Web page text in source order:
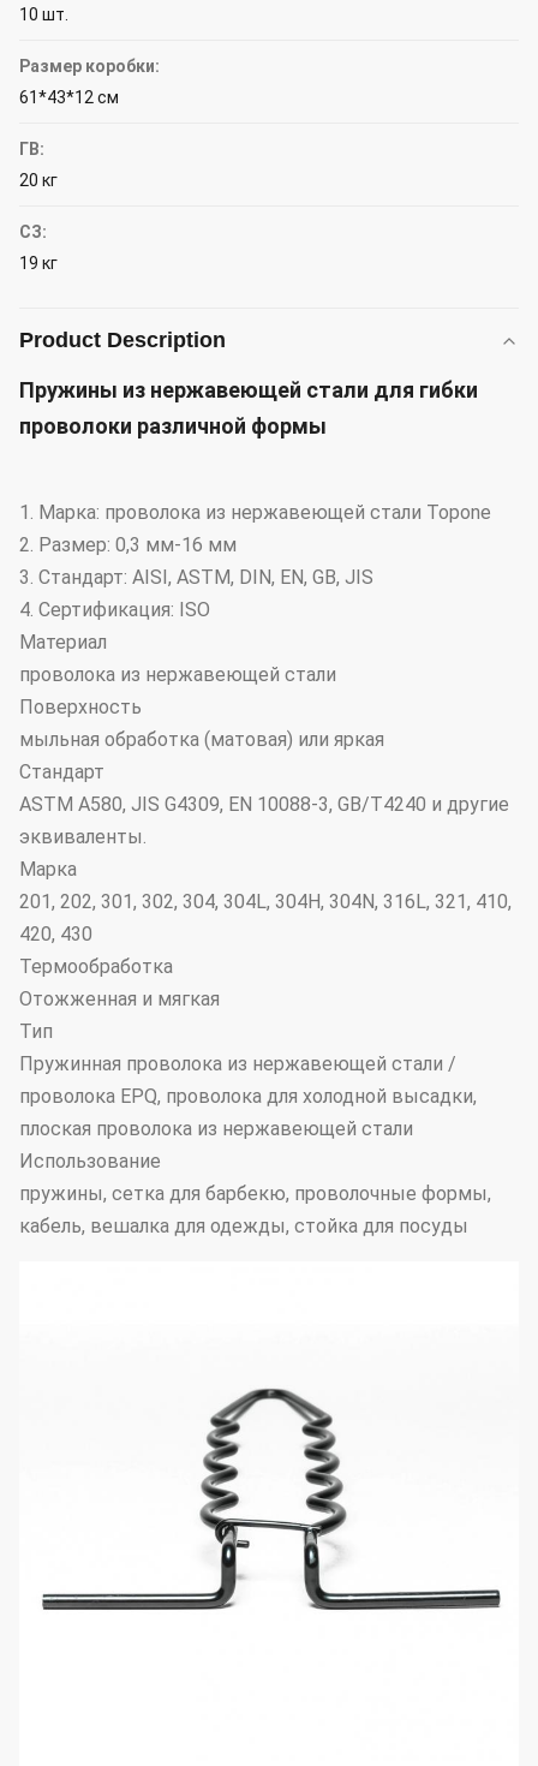
10 шт.
Размер коробки:
61*43*12 см
ГВ:
20 кг
СЗ:
19 кг
Product Description
Пружины из нержавеющей стали для гибки
проволоки различной формы
1. Марка: проволока из нержавеющей стали Topone
2. Размер: 0,3 мм-16 мм
3. Стандарт: AISI, ASTM, DIN, EN, GB, JIS
4. Сертификация: ISO
Материал
проволока из нержавеющей стали
Поверхность
мыльная обработка (матовая) или яркая
Стандарт
ASTM A580, JIS G4309, EN 10088-3, GB/T4240 и другие
эквиваленты.
Марка
201, 202, 301, 302, 304, 304L, 304H, 304N, 316L, 321, 410,
420, 430
Термообработка
Отожженная и мягкая
Тип
Пружинная проволока из нержавеющей стали /
проволока EPQ, проволока для холодной высадки,
плоская проволока из нержавеющей стали
Использование
пружины, сетка для барбекю, проволочные формы,
кабель, вешалка для одежды, стойка для посуды